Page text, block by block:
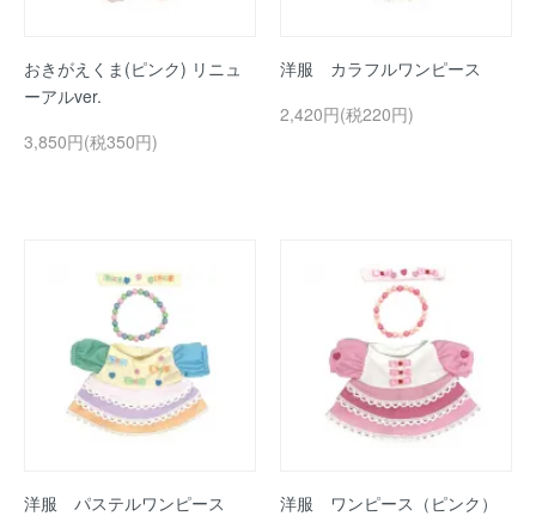
おきがえくま(ピンク) リニュ
ーアルver.
3,850円(税350円)
洋服 カラフルワンピース
2,420円(税220円)
洋服 パステルワンピース
洋服 ワンピース（ピンク）